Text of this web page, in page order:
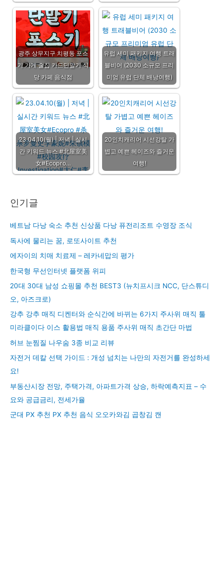
광주 상무지구 치평동 포스
기 가게 술집 카드단말기 식
당 카페 음식점
유럽 세미 패키지 여행 트래
블비어 (2030 소규모 프리
미엄 유럽 단체 배낭여행)
23.04.10(월) | 저녁 | 실시
간 키워드 뉴스 #北屋室美
女#Ecopro…
20인치캐리어 시선강탈 가
볍고 예쁜 헤이즈와 즐거운
여행!
인기글
베트남 다낭 숙소 추천 신상품 다낭 퓨전리조트 수영장 조식
독사에 물리는 꿈, 로또사이트 추천
에자이의 치매 치료제 – 레카네맙의 평가
한국형 무선인터넷 플랫폼 위피
20대 30대 남성 쇼핑몰 추천 BEST3 (뉴치프시크 NCC, 단스튜디
오, 아즈크로)
강추 강추 매직 디켄터와 순식간에 바뀌는 6가지 주사위 매직 툴
미라클이다 이스 활용법 매직 용품 주사위 매직 초간단 마법
허브 눈찜질 나우숨 3종 비교 리뷰
자전거 데칼 선택 가이드 : 개성 넘치는 나만의 자전거를 완성하세
요!
부동산시장 전망, 주택가격, 아파트가격 상승, 하락예측지표 – 수
요와 공급금리, 전세가율
군대 PX 추천 PX 추천 음식 오오카와김 곱창김 캔